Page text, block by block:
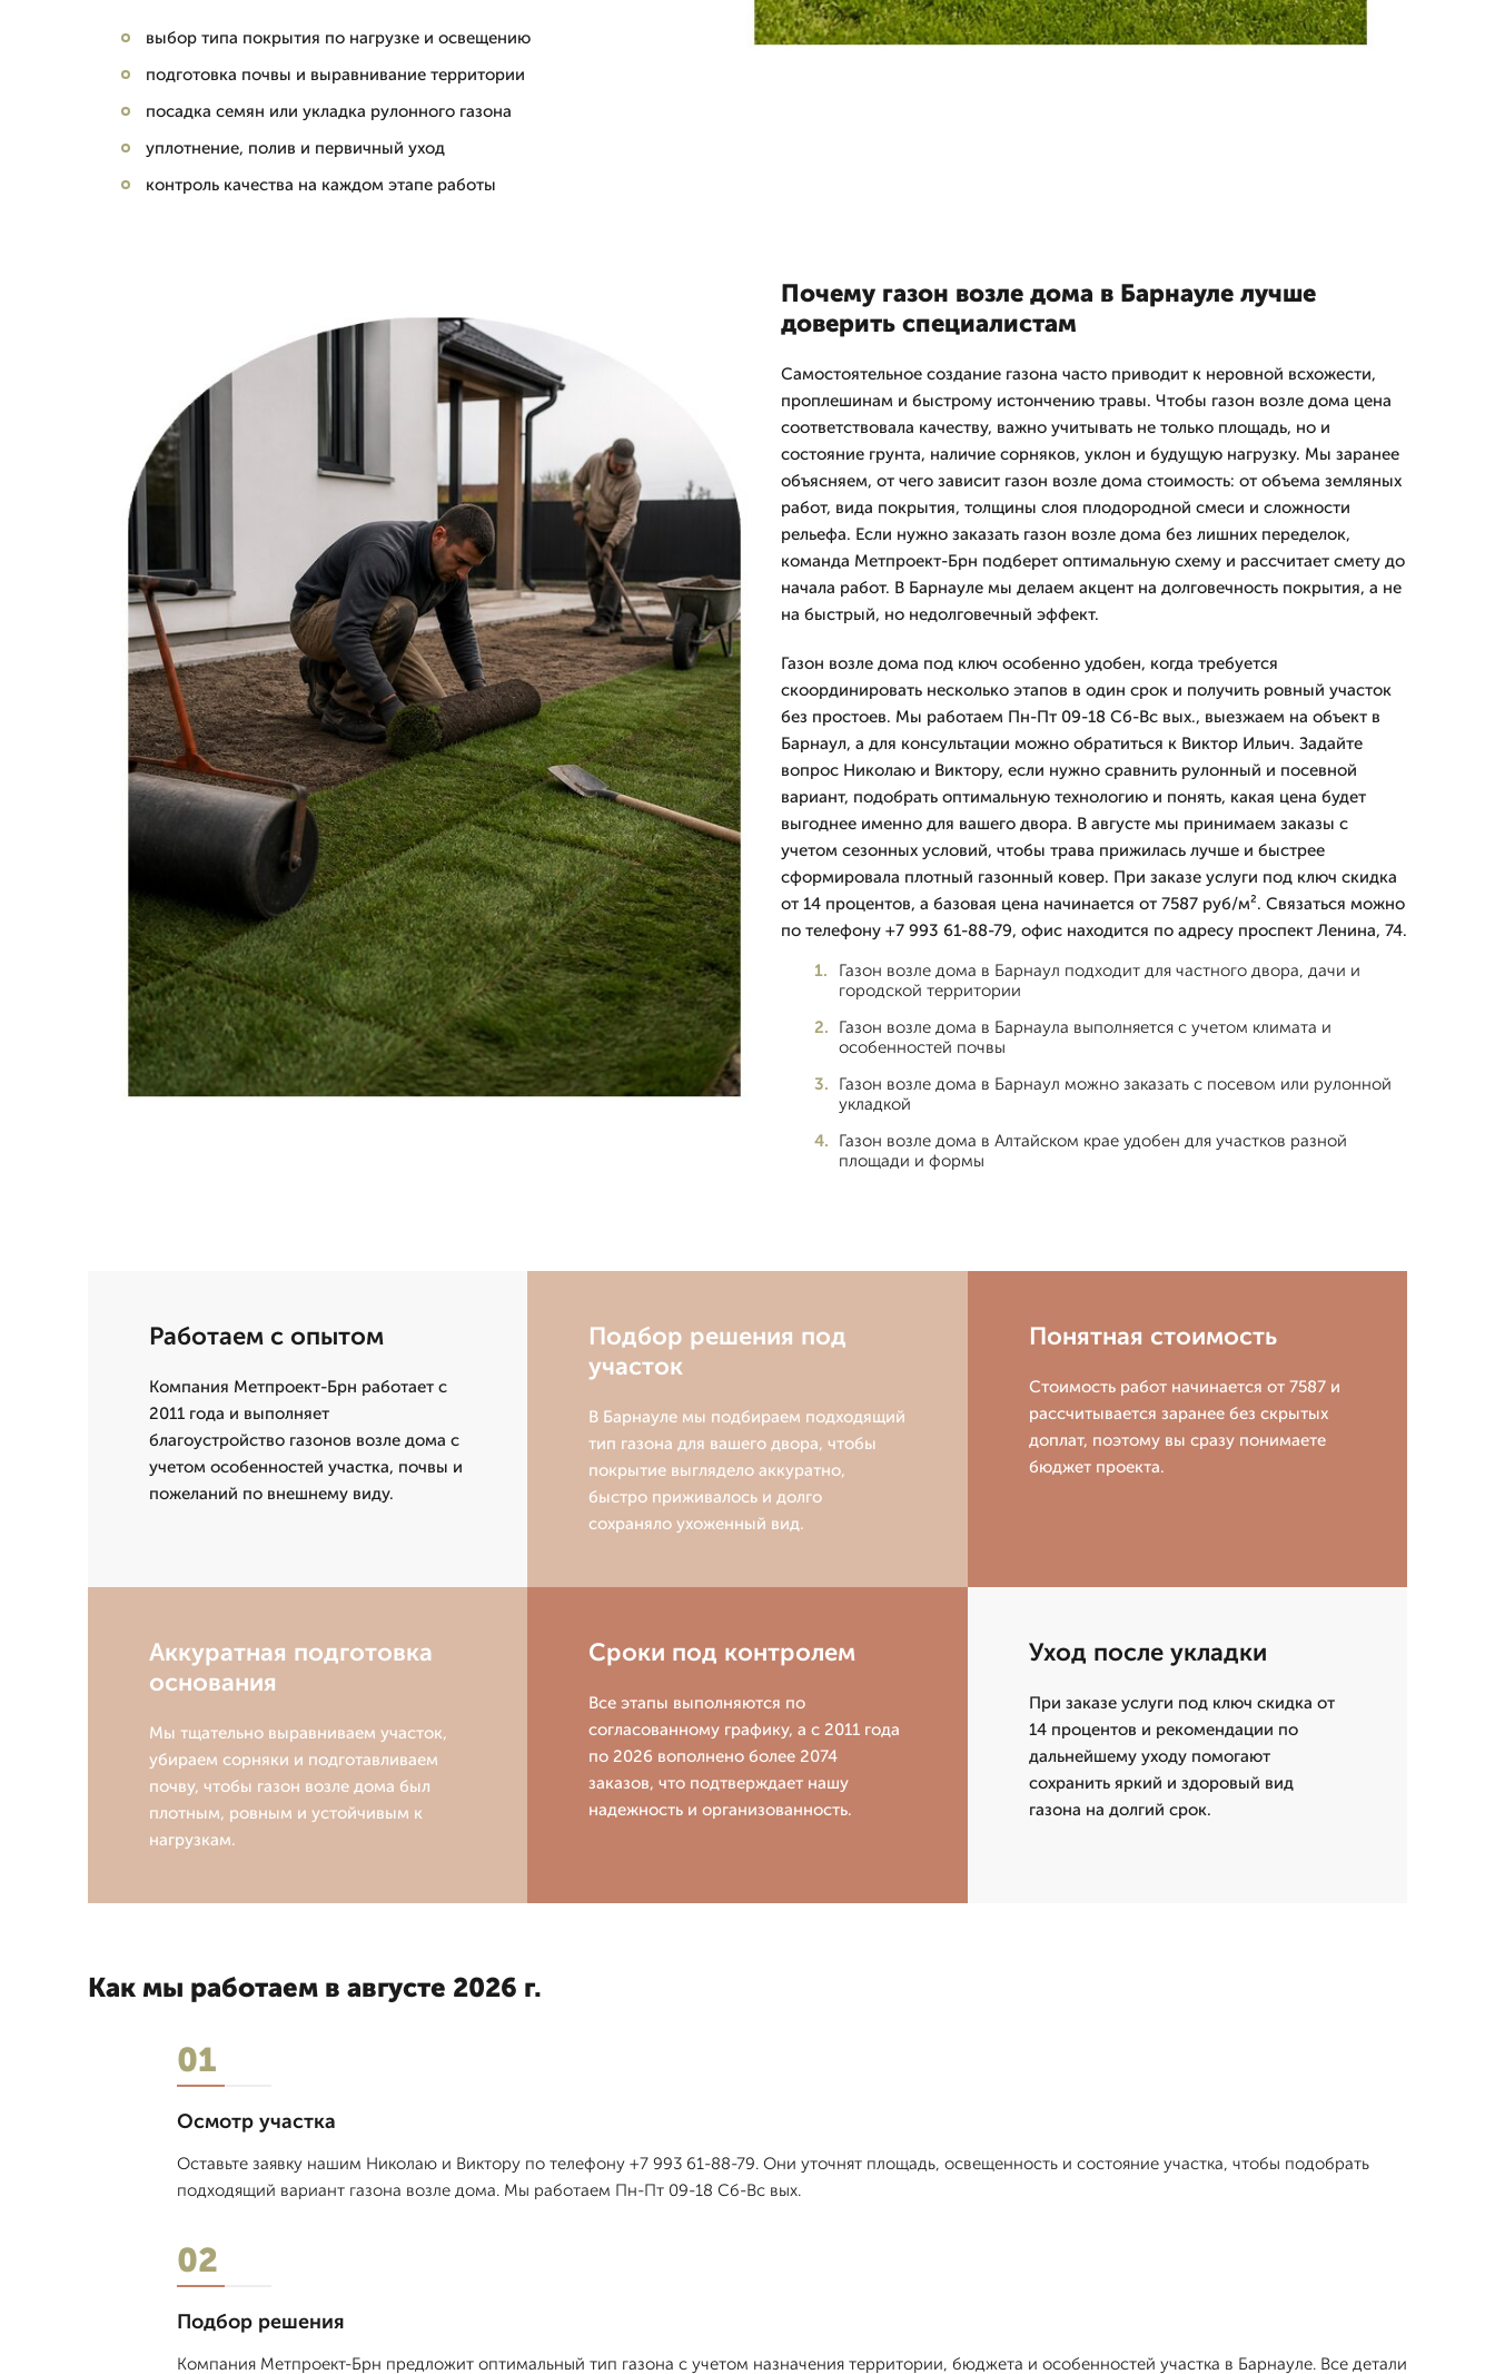
выбор типа покрытия по нагрузке и освещению
подготовка почвы и выравнивание территории
посадка семян или укладка рулонного газона
уплотнение, полив и первичный уход
контроль качества на каждом этапе работы
Почему газон возле дома в Барнауле лучше
доверить специалистам
Самостоятельное создание газона часто приводит к неровной всхожести,
проплешинам и быстрому истончению травы. Чтобы газон возле дома цена
соответствовала качеству, важно учитывать не только площадь, но и
состояние грунта, наличие сорняков, уклон и будущую нагрузку. Мы заранее
объясняем, от чего зависит газон возле дома стоимость: от объема земляных
работ, вида покрытия, толщины слоя плодородной смеси и сложности
рельефа. Если нужно заказать газон возле дома без лишних переделок,
команда Метпроект-Брн подберет оптимальную схему и рассчитает смету до
начала работ. В Барнауле мы делаем акцент на долговечность покрытия, а не
на быстрый, но недолговечный эффект.
Газон возле дома под ключ особенно удобен, когда требуется
скоординировать несколько этапов в один срок и получить ровный участок
без простоев. Мы работаем Пн-Пт 09-18 Сб-Вс вых., выезжаем на объект в
Барнаул, а для консультации можно обратиться к Виктор Ильич. Задайте
вопрос Николаю и Виктору, если нужно сравнить рулонный и посевной
вариант, подобрать оптимальную технологию и понять, какая цена будет
выгоднее именно для вашего двора. В августе мы принимаем заказы с
учетом сезонных условий, чтобы трава прижилась лучше и быстрее
сформировала плотный газонный ковер. При заказе услуги под ключ скидка
от 14 процентов, а базовая цена начинается от 7587 руб/м². Связаться можно
по телефону +7 993 61-88-79, офис находится по адресу проспект Ленина, 74.
Газон возле дома в Барнаул подходит для частного двора, дачи и
городской территории
Газон возле дома в Барнаула выполняется с учетом климата и
особенностей почвы
Газон возле дома в Барнаул можно заказать с посевом или рулонной
укладкой
Газон возле дома в Алтайском крае удобен для участков разной
площади и формы
Работаем с опытом
Компания Метпроект-Брн работает с
2011 года и выполняет
благоустройство газонов возле дома с
учетом особенностей участка, почвы и
пожеланий по внешнему виду.
Подбор решения под
участок
В Барнауле мы подбираем подходящий
тип газона для вашего двора, чтобы
покрытие выглядело аккуратно,
быстро приживалось и долго
сохраняло ухоженный вид.
Понятная стоимость
Стоимость работ начинается от 7587 и
рассчитывается заранее без скрытых
доплат, поэтому вы сразу понимаете
бюджет проекта.
Аккуратная подготовка
основания
Мы тщательно выравниваем участок,
убираем сорняки и подготавливаем
почву, чтобы газон возле дома был
плотным, ровным и устойчивым к
нагрузкам.
Сроки под контролем
Все этапы выполняются по
согласованному графику, а с 2011 года
по 2026 вополнено более 2074
заказов, что подтверждает нашу
надежность и организованность.
Уход после укладки
При заказе услуги под ключ скидка от
14 процентов и рекомендации по
дальнейшему уходу помогают
сохранить яркий и здоровый вид
газона на долгий срок.
Как мы работаем в августе 2026 г.
01
Осмотр участка
Оставьте заявку нашим Николаю и Виктору по телефону +7 993 61-88-79. Они уточнят площадь, освещенность и состояние участка, чтобы подобрать
подходящий вариант газона возле дома. Мы работаем Пн-Пт 09-18 Сб-Вс вых.
02
Подбор решения
Компания Метпроект-Брн предложит оптимальный тип газона с учетом назначения территории, бюджета и особенностей участка в Барнауле. Все детали